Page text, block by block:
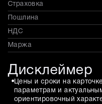
Страховка
Пошлина
НДС
Маржа
Дисклеймер
Цены и сроки на
параметрам и
ориентировочный